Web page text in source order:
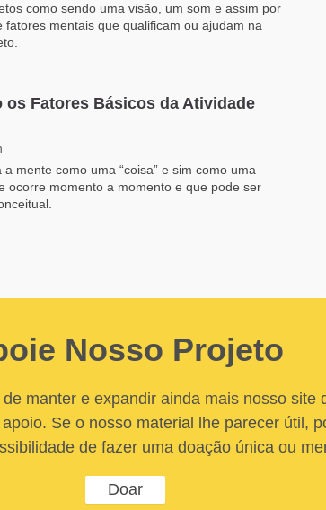
como sendo uma visão, um som e assim por
fatores mentais que qualificam ou ajudam na
os Fatores Básicos da Atividade
mente como uma “coisa” e sim como uma
ocorre momento a momento e que pode ser
Nosso Projeto
manter e expandir ainda mais nosso site
Se o nosso material lhe parecer útil,
de fazer uma doação única ou
Doar